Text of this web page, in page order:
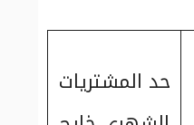
حد المشتريات